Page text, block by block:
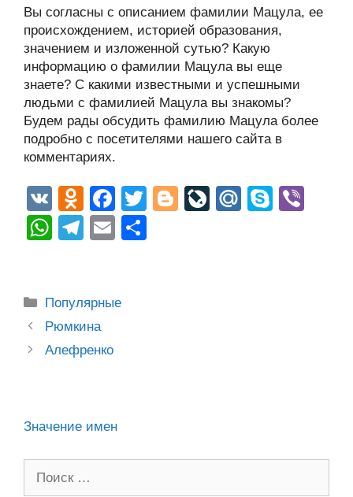
Вы согласны с описанием фамилии Мацула, ее
происхождением, историей образования,
значением и изложенной сутью? Какую
информацию о фамилии Мацула вы еще
знаете? С какими известными и успешными
людьми с фамилией Мацула вы знакомы?
Будем рады обсудить фамилию Мацула более
подробно с посетителями нашего сайта в
комментариях.
V
K
O
d
n
kl
a
ss
F
a
c
b
T
Bl
Li
M
S
W
s
A
p
T
gr
a
m
E
Рубрики
Популярные
Post
navigation
Рюмкина
Алефренко
Значение имен